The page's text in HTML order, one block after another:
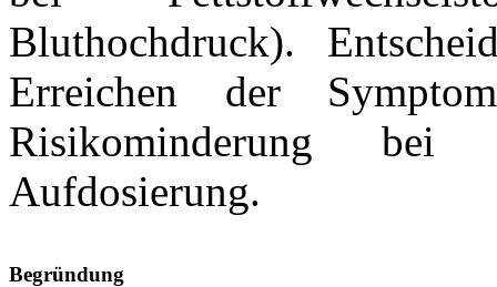
Bluthochdruck).
Erreichen der
Risikominderung bei
Aufdosierung.
Begründung